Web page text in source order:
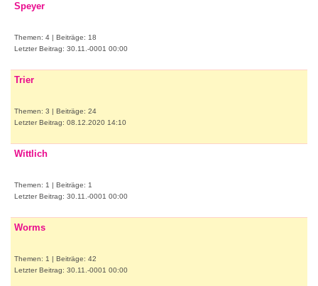
Speyer
Themen: 4 | Beiträge: 18
Letzter Beitrag: 30.11.-0001 00:00
Trier
Themen: 3 | Beiträge: 24
Letzter Beitrag: 08.12.2020 14:10
Wittlich
Themen: 1 | Beiträge: 1
Letzter Beitrag: 30.11.-0001 00:00
Worms
Themen: 1 | Beiträge: 42
Letzter Beitrag: 30.11.-0001 00:00